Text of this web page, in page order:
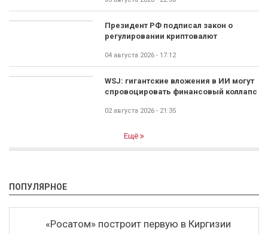
Президент РФ подписал закон о
регулировании криптовалют
04 августа 2026 - 17:12
WSJ: гигантские вложения в ИИ могут
спровоцировать финансовый коллапс
02 августа 2026 - 21:35
Ещё
ПОПУЛЯРНОЕ
«Росатом» построит первую в Киргизии